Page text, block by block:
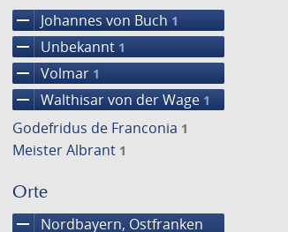
remove Johannes von Buch 1
remove Unbekannt 1
remove Volmar 1
remove Walthisar von der Wage 1
Godefridus de Franconia 1
Meister Albrant 1
Orte
remove
Nordbayern, Ostfranken